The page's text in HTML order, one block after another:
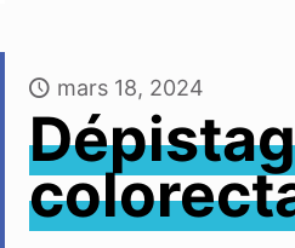
mars 18, 2024